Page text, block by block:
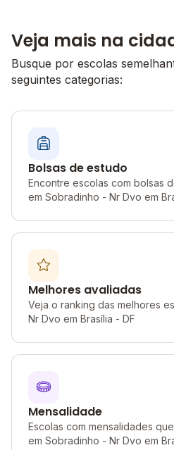
Veja mais na
Busque por escolas
seguintes categorias:
Bolsas de estudo
Encontre escolas com bolsas
em Sobradinho - Nr Dvo em
Melhores avaliadas
Veja o ranking das melhores
Nr Dvo em Brasília - DF
Mensalidade
Escolas com mensalidades
em Sobradinho - Nr Dvo em